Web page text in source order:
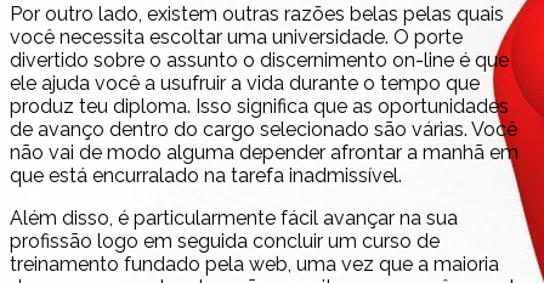
Por outro lado, existem outras razões belas pelas quais
você necessita escoltar uma universidade. O porte
divertido sobre o assunto o discernimento on-line é que
ele ajuda você a usufruir a vida durante o tempo que
produz teu diploma. Isso significa que as oportunidades
de avanço dentro do cargo selecionado são várias. Você
não vai de modo alguma depender afrontar a manhã em
que está encurralado na tarefa inadmissível.
Além disso, é particularmente fácil avançar na sua
profissão logo em seguida concluir um curso de
treinamento fundado pela web, uma vez que a maioria